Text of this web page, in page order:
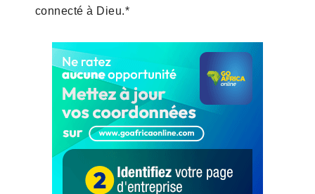
connecté à Dieu.*